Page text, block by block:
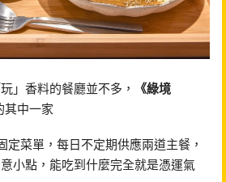
」香料的餐廳並不多，
《綠境
其中一家
定菜單，每日不定期供應兩道主餐，
小點，能吃到什麼完全就是憑運氣